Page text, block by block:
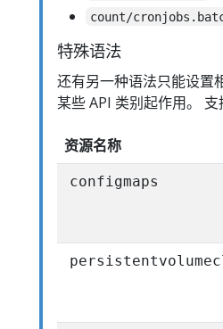
count/
特殊语法
还有另一种语法只能设置
某些 API 类别起作用。 支
资源名称
configmaps